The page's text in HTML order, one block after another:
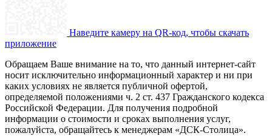
Наведите камеру на QR-код, чтобы скачать
приложение
Обращаем Ваше внимание на то, что данный интернет-сайт
носит исключительно информационный характер и ни при
каких условиях не является публичной офертой,
определяемой положениями ч. 2 ст. 437 Гражданского кодекса
Российской Федерации. Для получения подробной
информации о стоимости и сроках выполнения услуг,
пожалуйста, обращайтесь к менеджерам «ДСК-Столица».